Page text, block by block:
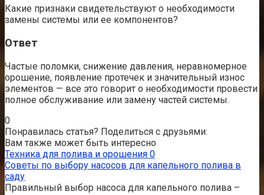
Какие признаки свидетельствуют о необходимости
замены системы или ее компонентов?
Ответ
Частые поломки, снижение давления, неравномерное
орошение, появление протечек и значительный износ
элементов — все это говорит о необходимости провести
полное обслуживание или замену частей системы.
0
Понравилась статья? Поделиться с друзьями:
Вам также может быть интересно
Техника для полива и орошения 0
Советы по выбору насосов для капельного полива в
саду
Правильный выбор насоса для капельного полива –